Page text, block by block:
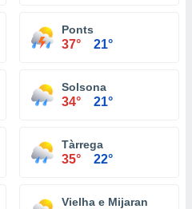
Ponts
37° 21°
Solsona
34° 21°
Tàrrega
35° 22°
Vielha e Mijaran